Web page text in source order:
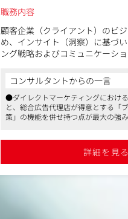
職務内容
顧客企業（クライアント）のビ
め、インサイト（洞察）に基づ
ング戦略およびコミュニケーシ
・市場／消費者調査と分析：競
市場動向の分析、消費者アンケ
じたインサイトの抽出
・戦略立案／ブランド戦略：課
・コミュニケーション戦略策定
コンサルタントからの一言
●ダイレクトマーケティングにおける
と、総合広告代理店が得意とする「
策」の機能を併せ持つ点が最大の強
●AIを活用した運用自動化を共に推
ケティングDXを加速させる最前線で
詳細を見る